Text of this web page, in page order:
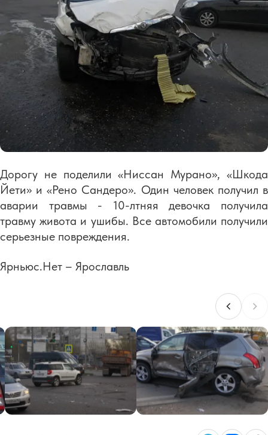
Дорогу не поделили «Ниссан Мурано», «Шкода
Йети» и «Рено Сандеро». Один человек получил в
аварии травмы - 10-лтняя девочка получила
травму живота и ушибы. Все автомобили получили
серьезные повреждения.
Ярньюс.Нет – Ярославль